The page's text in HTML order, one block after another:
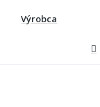
Výrobca